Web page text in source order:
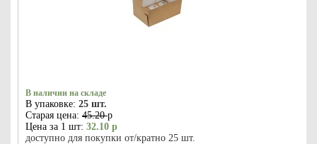
В наличии на складе
В упаковке: 25 шт.
Старая цена: 45.20р
Цена за 1 шт: 32.10 р
доступно для покупки от/кратно 25 шт.